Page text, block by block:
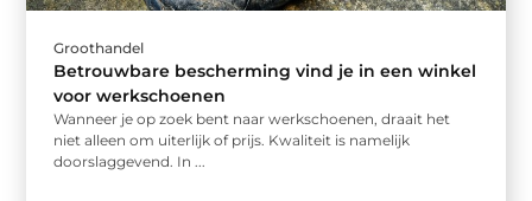
Groothandel
Betrouwbare bescherming vind je in een winkel
voor werkschoenen
Wanneer je op zoek bent naar werkschoenen, draait het
niet alleen om uiterlijk of prijs. Kwaliteit is namelijk
doorslaggevend. In ...